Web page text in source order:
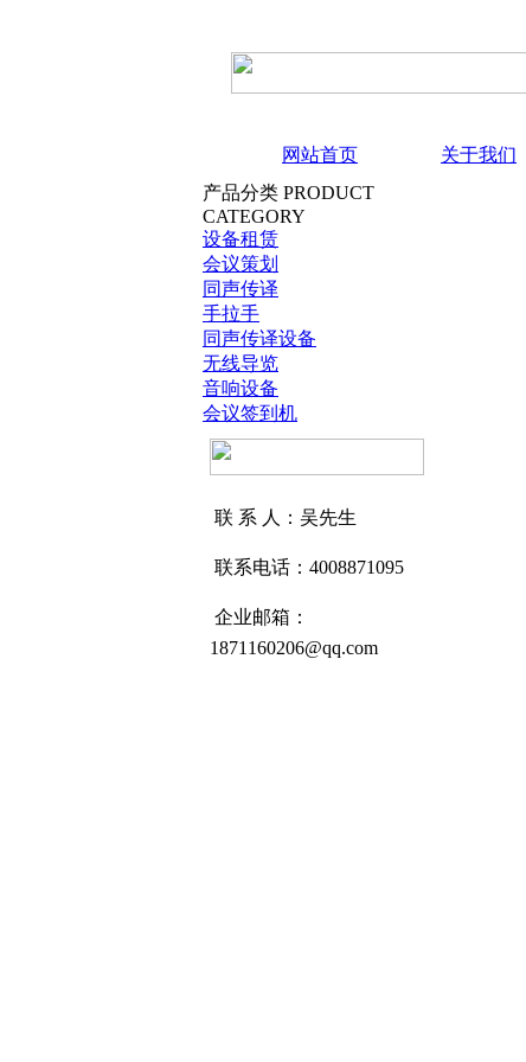
网站首页 关于我们
产品分类 PRODUCT
CATEGORY
设备租赁
会议策划
同声传译
手拉手
同声传译设备
无线导览
音响设备
会议签到机
联 系 人：吴先生
联系电话：4008871095
企业邮箱：
1871160206@qq.com